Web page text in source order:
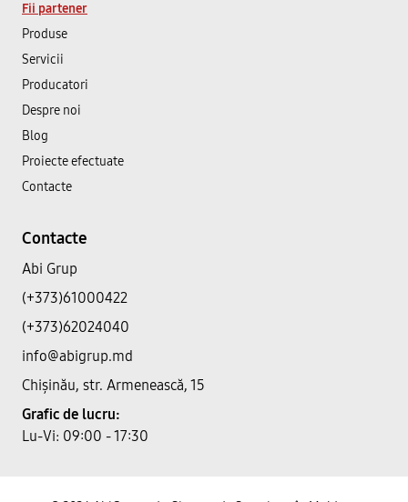
Fii partener
Produse
Servicii
Producatori
Despre noi
Blog
Proiecte efectuate
Contacte
Contacte
Abi Grup
(+373)61000422
(+373)62024040
info@abigrup.md
Chișinău, str. Armenească, 15
Grafic de lucru:
Lu-Vi: 09:00 - 17:30